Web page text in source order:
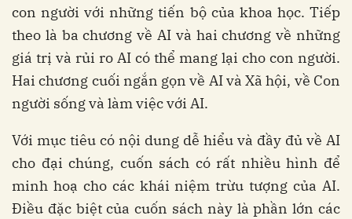
con người với những tiến bộ của khoa học. Tiếp
theo là ba chương về AI và hai chương về những
giá trị và rủi ro AI có thể mang lại cho con người.
Hai chương cuối ngắn gọn về AI và Xã hội, về Con
người sống và làm việc với AI.
Với mục tiêu có nội dung dễ hiểu và đầy đủ về AI
cho đại chúng, cuốn sách có rất nhiều hình để
minh hoạ cho các khái niệm trừu tượng của AI.
Điều đặc biệt của cuốn sách này là phần lớn các